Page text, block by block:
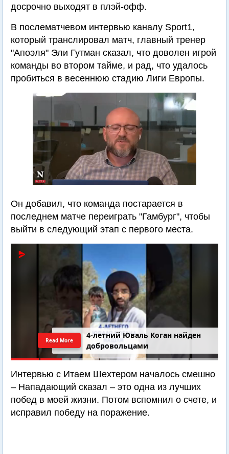
досрочно выходят в плэй-офф.
В послематчевом интервью каналу Sport1,
который транслировал матч, главный тренер
"Апоэля" Эли Гутман сказал, что доволен игрой
команды во втором тайме, и рад, что удалось
пробиться в весеннюю стадию Лиги Европы.
Он добавил, что команда постарается в
последнем матче переиграть "Гамбург", чтобы
выйти в следующий этап с первого места.
4-летний Юваль Коган найден
добровольцами
Read More
Интервью с Итаем Шехтером началось смешно
– Нападающий сказал – это одна из лучших
побед в моей жизни. Потом вспомнил о счете, и
исправил победу на поражение.